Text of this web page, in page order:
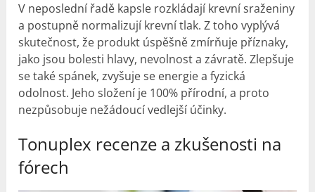
V neposlední řadě kapsle rozkládají krevní sraženiny
a postupně normalizují krevní tlak. Z toho vyplývá
skutečnost, že produkt úspěšně zmírňuje příznaky,
jako jsou bolesti hlavy, nevolnost a závratě. Zlepšuje
se také spánek, zvyšuje se energie a fyzická
odolnost. Jeho složení je 100% přírodní, a proto
nezpůsobuje nežádoucí vedlejší účinky.
Tonuplex recenze a zkušenosti na
fórech